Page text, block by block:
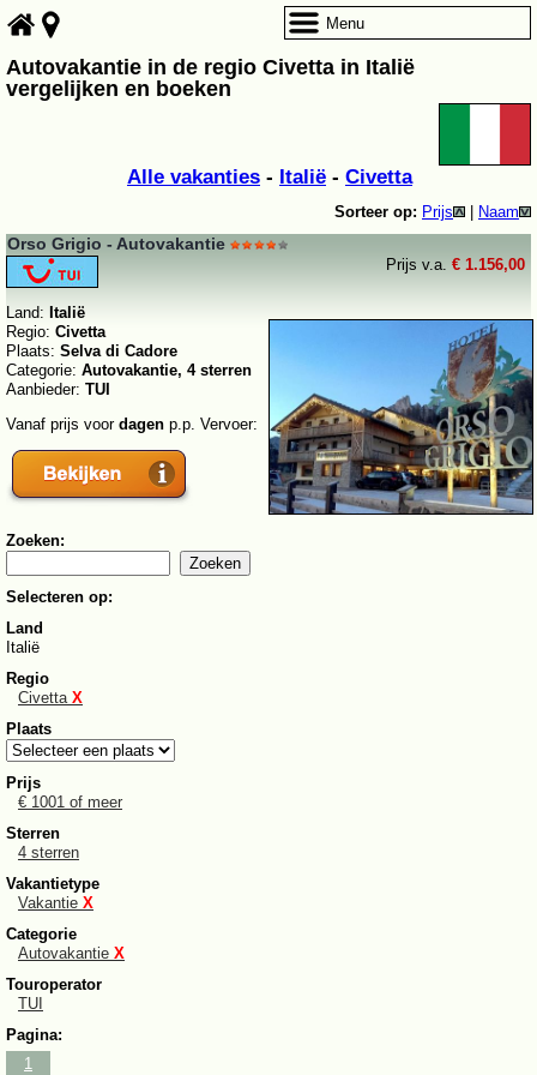
Autovakantie in de regio Civetta in Italië
vergelijken en boeken
Alle vakanties - Italië - Civetta
Sorteer op: Prijs Naam
Orso Grigio - Autovakantie
Prijs v.a. € 1.156,00
Land: Italië
Regio: Civetta
Plaats: Selva di Cadore
Categorie: Autovakantie, 4 sterren
Aanbieder: TUI
Vanaf prijs voor dagen p.p. Vervoer:
Zoeken:
Selecteren op:
Land
Italië
Regio
Civetta X
Plaats
Prijs
€ 1001 of meer
Sterren
4 sterren
Vakantietype
Vakantie X
Categorie
Autovakantie X
Touroperator
TUI
Pagina:
1
Menu